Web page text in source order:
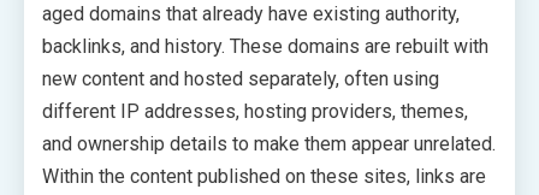
aged domains that already have existing authority,
backlinks, and history. These domains are rebuilt with
new content and hosted separately, often using
different IP addresses, hosting providers, themes,
and ownership details to make them appear unrelated.
Within the content published on these sites, links are